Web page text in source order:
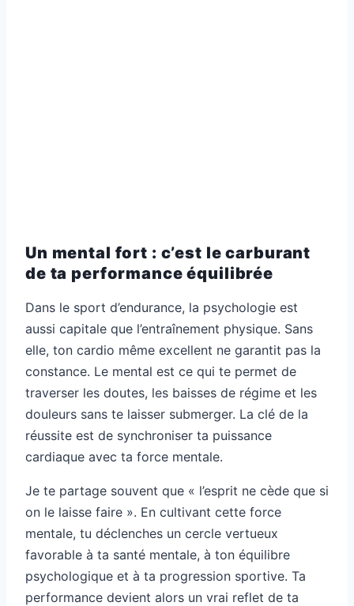
Un mental fort : c’est le carburant
de ta performance équilibrée
Dans le sport d’endurance, la psychologie est
aussi capitale que l’entraînement physique. Sans
elle, ton cardio même excellent ne garantit pas la
constance. Le mental est ce qui te permet de
traverser les doutes, les baisses de régime et les
douleurs sans te laisser submerger. La clé de la
réussite est de synchroniser ta puissance
cardiaque avec ta force mentale.
Je te partage souvent que « l’esprit ne cède que si
on le laisse faire ». En cultivant cette force
mentale, tu déclenches un cercle vertueux
favorable à ta santé mentale, à ton équilibre
psychologique et à ta progression sportive. Ta
performance devient alors un vrai reflet de ta